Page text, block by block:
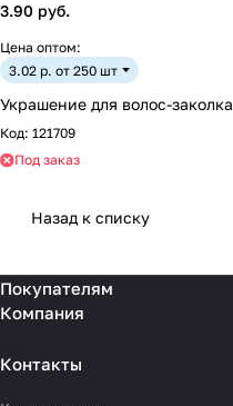
3.90 руб.
Цена оптом:
3.02 р. от 250 шт
Украшение для волос-заколка
Код: 121709
Под заказ
Назад к списку
Покупателям
Компания
Контакты